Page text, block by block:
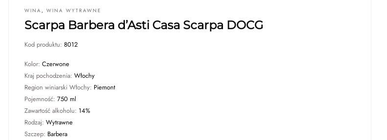
WINA , WINA WYTRAWNE
Scarpa Barbera d’Asti Casa Scarpa DOCG
Kod produktu: 8012
Kolor: Czerwone
Kraj pochodzenia: Włochy
Region winiarski Włochy: Piemont
Pojemność: 750 ml
Zawartość alkoholu: 14%
Rodzaj: Wytrawne
Szczep: Barbera